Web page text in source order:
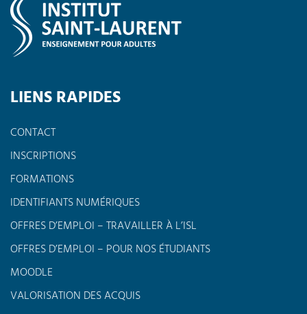
LIENS RAPIDES
CONTACT
INSCRIPTIONS
FORMATIONS
IDENTIFIANTS NUMÉRIQUES
OFFRES D’EMPLOI – TRAVAILLER À L’ISL
OFFRES D’EMPLOI – POUR NOS ÉTUDIANTS
MOODLE
VALORISATION DES ACQUIS